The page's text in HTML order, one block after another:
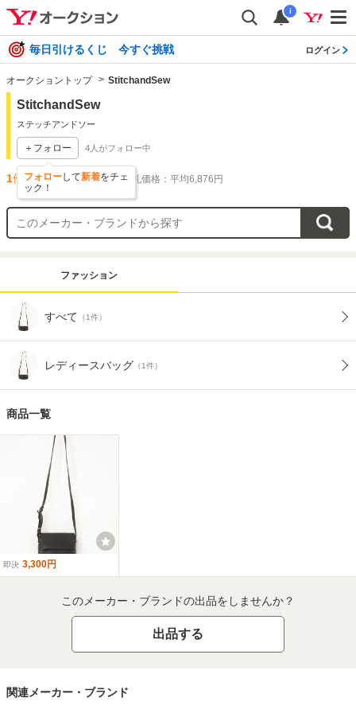
i
毎日引けるくじ 今すぐ挑戦 ログイン
オークショントップ StitchandSew
StitchandSew
ステッチアンドソー
＋フォロー
フォローして新着をチェ
ック！
4 人がフォロー中
1件出品されています 落札価格：平均6,876円
ファッション
すべて （1件）
レディースバッグ （1件）
商品一覧
即決 3,300円
このメーカー・ブランドの出品をしませんか？
出品する
関連メーカー・ブランド